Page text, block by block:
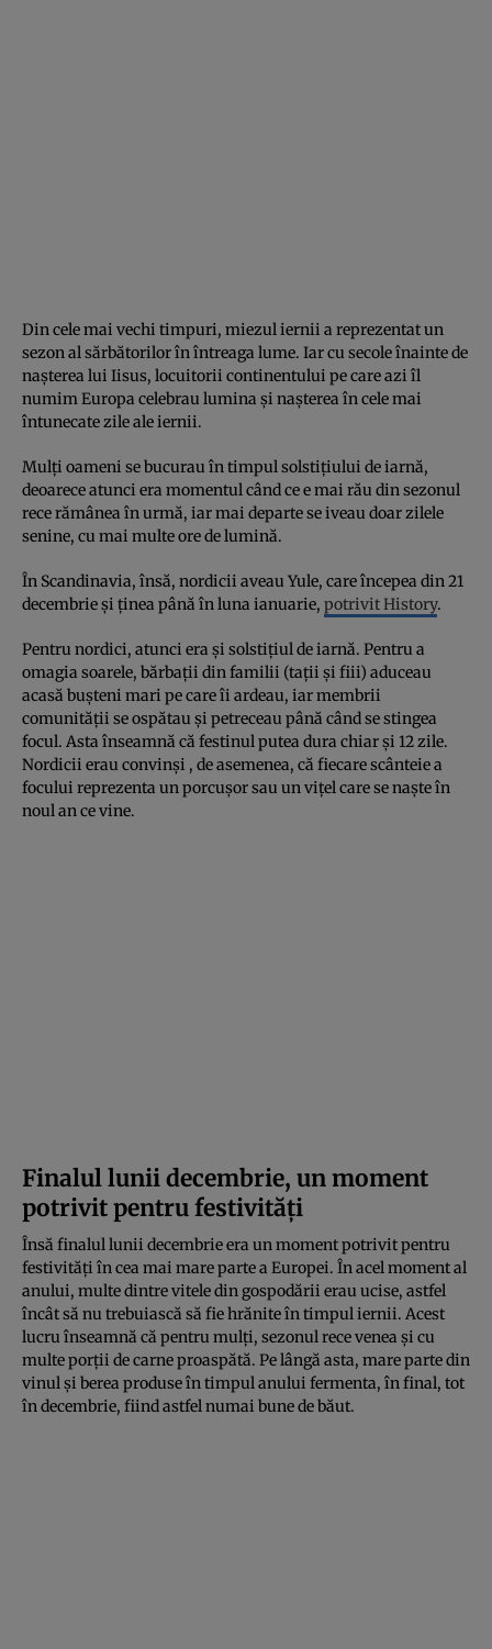
Din cele mai vechi timpuri, miezul iernii a reprezentat un
sezon al sărbătorilor în întreaga lume. Iar cu secole înainte de
nașterea lui Iisus, locuitorii continentului pe care azi îl
numim Europa celebrau lumina și nașterea în cele mai
întunecate zile ale iernii.
Mulți oameni se bucurau în timpul solstițiului de iarnă,
deoarece atunci era momentul când ce e mai rău din sezonul
rece rămânea în urmă, iar mai departe se iveau doar zilele
senine, cu mai multe ore de lumină.
În Scandinavia, însă, nordicii aveau Yule, care începea din 21
decembrie și ținea până în luna ianuarie, potrivit History.
Pentru nordici, atunci era și solstițiul de iarnă. Pentru a
omagia soarele, bărbații din familii (tații și fiii) aduceau
acasă bușteni mari pe care îi ardeau, iar membrii
comunității se ospătau și petreceau până când se stingea
focul. Asta înseamnă că festinul putea dura chiar și 12 zile.
Nordicii erau convinși , de asemenea, că fiecare scânteie a
focului reprezenta un porcușor sau un vițel care se naște în
noul an ce vine.
Finalul lunii decembrie, un moment
potrivit pentru festivități
Însă finalul lunii decembrie era un moment potrivit pentru
festivități în cea mai mare parte a Europei. În acel moment al
anului, multe dintre vitele din gospodării erau ucise, astfel
încât să nu trebuiască să fie hrănite în timpul iernii. Acest
lucru înseamnă că pentru mulți, sezonul rece venea și cu
multe porții de carne proaspătă. Pe lângă asta, mare parte din
vinul și berea produse în timpul anului fermenta, în final, tot
în decembrie, fiind astfel numai bune de băut.